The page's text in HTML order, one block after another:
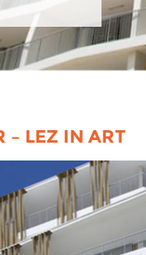
– LEZ IN ART